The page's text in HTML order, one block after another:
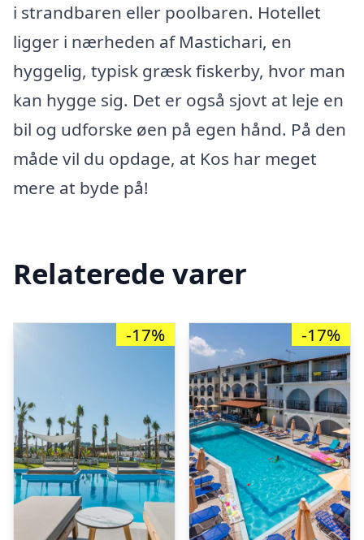
i strandbaren eller poolbaren. Hotellet
ligger i nærheden af Mastichari, en
hyggelig, typisk græsk fiskerby, hvor man
kan hygge sig. Det er også sjovt at leje en
bil og udforske øen på egen hånd. På den
måde vil du opdage, at Kos har meget
mere at byde på!
Relaterede varer
-17% -17%